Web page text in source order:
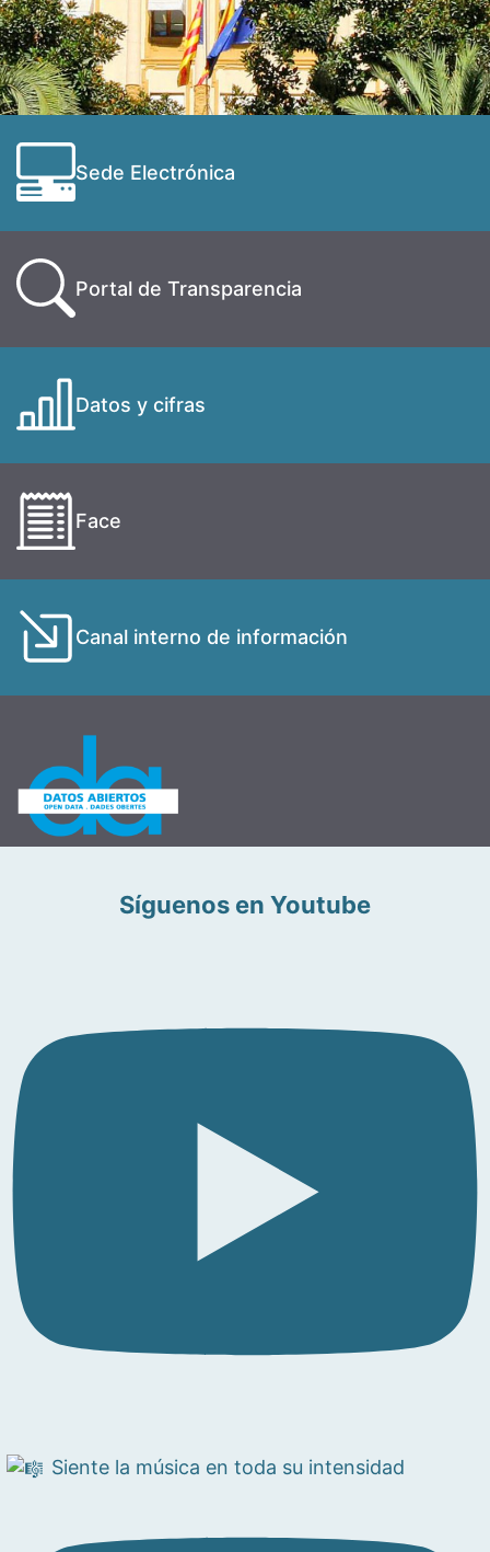
Sede Electrónica
Portal de Transparencia
Datos y cifras
Face
Canal interno de información
Síguenos en Youtube
Siente la música en toda su intensidad